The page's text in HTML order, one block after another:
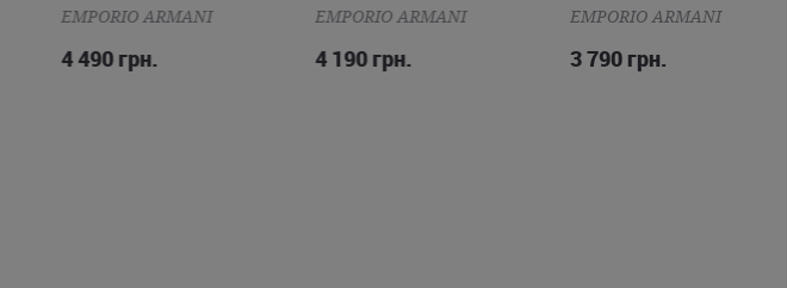
EMPORIO ARMANI
4 490 грн.
EMPORIO ARMANI
4 190 грн.
EMPORIO ARMANI
3 790 грн.